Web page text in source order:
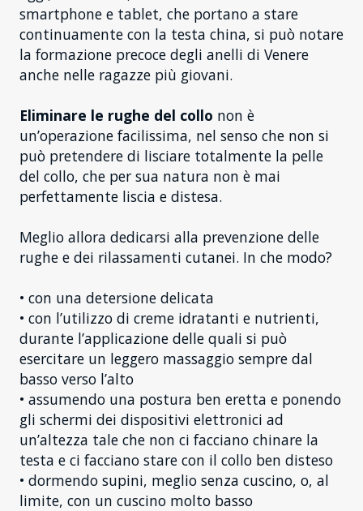
smartphone e tablet, che portano a stare
continuamente con la testa china, si può notare
la formazione precoce degli anelli di Venere
anche nelle ragazze più giovani.
Eliminare le rughe del collo non è
un’operazione facilissima, nel senso che non si
può pretendere di lisciare totalmente la pelle
del collo, che per sua natura non è mai
perfettamente liscia e distesa.
Meglio allora dedicarsi alla prevenzione delle
rughe e dei rilassamenti cutanei. In che modo?
• con una detersione delicata
• con l’utilizzo di creme idratanti e nutrienti,
durante l’applicazione delle quali si può
esercitare un leggero massaggio sempre dal
basso verso l’alto
• assumendo una postura ben eretta e ponendo
gli schermi dei dispositivi elettronici ad
un’altezza tale che non ci facciano chinare la
testa e ci facciano stare con il collo ben disteso
• dormendo supini, meglio senza cuscino, o, al
limite, con un cuscino molto basso